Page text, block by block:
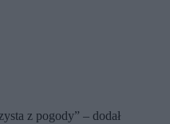
z pogody” – dodał